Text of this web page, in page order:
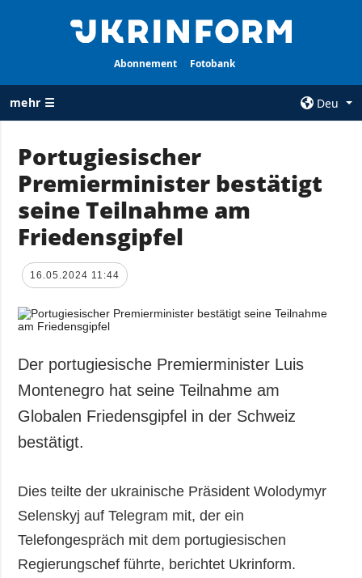
Abonnement Fotobank
mehr ☰
Deu
ALLE
RUBRIKEN
Krieg
Wiederaufbau
der Ukraine
Politik
Wirtschaft
Gesellschaft und
Kultur
Sport
Kriminalität
Notfälle
AGENTUR
Über uns
und zum Schutz
ZUSÄTZLICH
Veröffentlichungen
Interview
LEISTUNGEN
Abonnement
Fotobank
Portugiesischer
Premierminister bestätigt
seine Teilnahme am
Friedensgipfel
16.05.2024 11:44
Der portugiesische Premierminister Luis
Montenegro hat seine Teilnahme am
Globalen Friedensgipfel in der Schweiz
bestätigt.
Dies teilte der ukrainische Präsident Wolodymyr
Selenskyj auf Telegram mit, der ein
Telefongespräch mit dem portugiesischen
Regierungschef führte, berichtet Ukrinform.